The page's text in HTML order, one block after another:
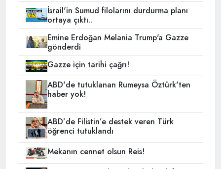
İsrail'in Sumud filolarını durdurma planı
ortaya çıktı..
Emine Erdoğan Melania Trump'a Gazze
gönderdi
Gazze için tarihi çağrı!
ABD'de tutuklanan Rumeysa Öztürk'ten
haber yok!
ABD’de Filistin’e destek veren Türk
öğrenci tutuklandı
Mekanın cennet olsun Reis!